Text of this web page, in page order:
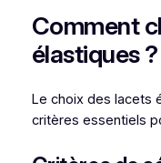
Comment
élastiques ?
Le choix des lacets
critères essentiels